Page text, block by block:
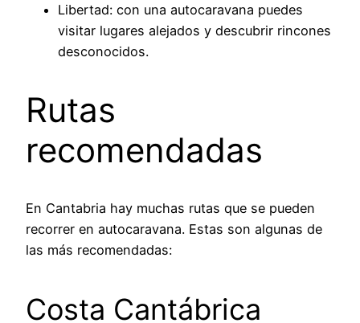
Libertad: con una autocaravana puedes
visitar lugares alejados y descubrir rincones
desconocidos.
Rutas
recomendadas
En Cantabria hay muchas rutas que se pueden
recorrer en autocaravana. Estas son algunas de
las más recomendadas:
Costa Cantábrica